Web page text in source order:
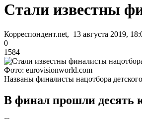
Стали известны
Корреспондент.net, 13 августа 2019,
0
1584
Фото: eurovisionworld.com
Названы финалисты нацотбора
В финал прошли десять